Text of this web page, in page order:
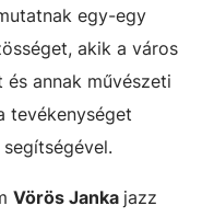
egy-egy
akik a város
annak művészeti
tevékenységet
Vörös Janka jazz